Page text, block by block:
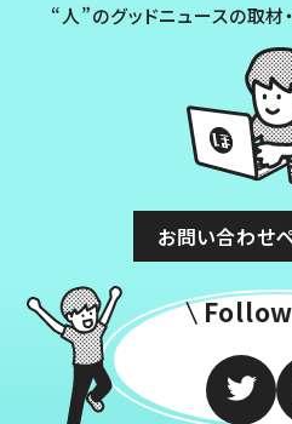
“人”のグッドニュースの取材
お問い合わせ